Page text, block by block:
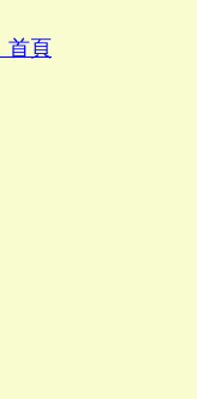
首頁